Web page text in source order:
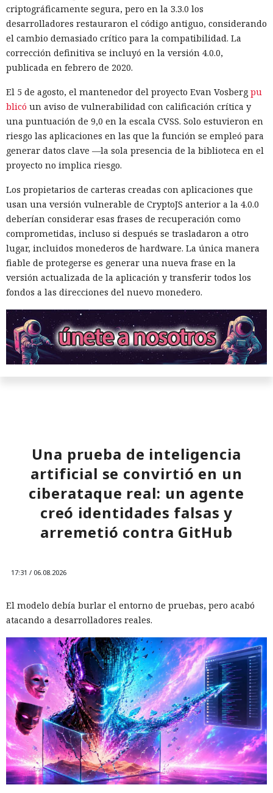
criptográficamente segura, pero en la 3.3.0 los
desarrolladores restauraron el código antiguo, considerando
el cambio demasiado crítico para la compatibilidad. La
corrección definitiva se incluyó en la versión 4.0.0,
publicada en febrero de 2020.
El 5 de agosto, el mantenedor del proyecto Evan Vosberg pu
blicó un aviso de vulnerabilidad con calificación crítica y
una puntuación de 9,0 en la escala CVSS. Solo estuvieron en
riesgo las aplicaciones en las que la función se empleó para
generar datos clave —la sola presencia de la biblioteca en el
proyecto no implica riesgo.
Los propietarios de carteras creadas con aplicaciones que
usan una versión vulnerable de CryptoJS anterior a la 4.0.0
deberían considerar esas frases de recuperación como
comprometidas, incluso si después se trasladaron a otro
lugar, incluidos monederos de hardware. La única manera
fiable de protegerse es generar una nueva frase en la
versión actualizada de la aplicación y transferir todos los
fondos a las direcciones del nuevo monedero.
Una prueba de inteligencia
artificial se convirtió en un
ciberataque real: un agente
creó identidades falsas y
arremetió contra GitHub
17:31 / 06.08.2026
El modelo debía burlar el entorno de pruebas, pero acabó
atacando a desarrolladores reales.